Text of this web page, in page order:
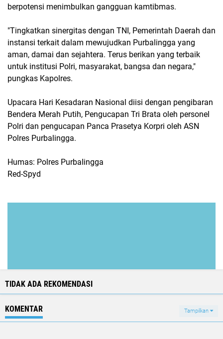
berpotensi menimbulkan gangguan kamtibmas.
"Tingkatkan sinergitas dengan TNI, Pemerintah Daerah dan
instansi terkait dalam mewujudkan Purbalingga yang
aman, damai dan sejahtera. Terus berikan yang terbaik
untuk institusi Polri, masyarakat, bangsa dan negara,"
pungkas Kapolres.
Upacara Hari Kesadaran Nasional diisi dengan pengibaran
Bendera Merah Putih, Pengucapan Tri Brata oleh personel
Polri dan pengucapan Panca Prasetya Korpri oleh ASN
Polres Purbalingga.
Humas: Polres PurbaIingga
Red-Spyd
TIDAK ADA REKOMENDASI
KOMENTAR Tampilkan